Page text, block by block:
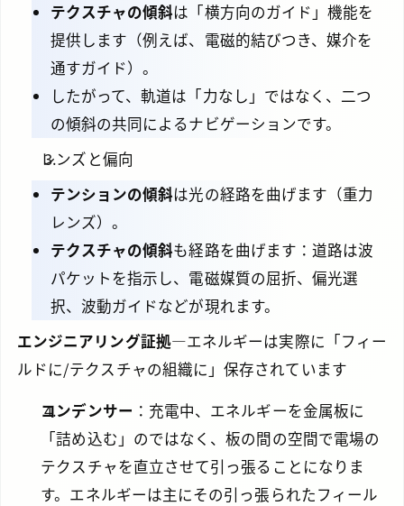
テクスチャの傾斜は「横方向のガイド」機能を
提供します（例えば、電磁的結びつき、媒介を
通すガイド）。
したがって、軌道は「力なし」ではなく、二つ
の傾斜の共同によるナビゲーションです。
レンズと偏向
テンションの傾斜は光の経路を曲げます（重力
レンズ）。
テクスチャの傾斜も経路を曲げます：道路は波
パケットを指示し、電磁媒質の屈折、偏光選
択、波動ガイドなどが現れます。
エンジニアリング証拠—エネルギーは実際に「フィー
ルドに/テクスチャの組織に」保存されています
コンデンサー ：充電中、エネルギーを金属板に
「詰め込む」のではなく、板の間の空間で電場の
テクスチャを直立させて引っ張ることになりま
す。エネルギーは主にその引っ張られたフィール